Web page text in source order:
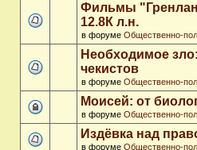
Фильмы
12.8К л.н.
в форуме Общественно-
Необходимое
чекистов
в форуме Общественно-
Моисей: от
в форуме Общественно-
Издёвка над
в форуме Общественно-